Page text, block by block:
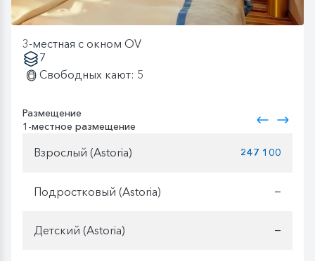
3-местная с окном OV
7
Свободных кают: 5
Размещение
1-местное размещение
Взрослый (Astoria) 247 100
Подростковый (Astoria) —
Детский (Astoria) —